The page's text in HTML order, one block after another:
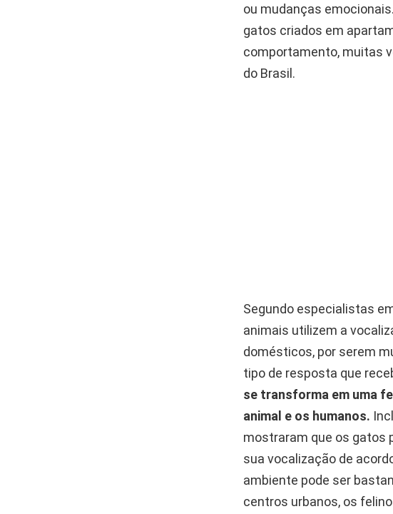
ou mudanças
gatos criados em
comportamento, muitas
do Brasil.
Segundo especialistas
animais utilizem a
domésticos, por serem
tipo de resposta que
se transforma em uma
animal e os humanos.
mostraram que os gatos
sua vocalização de
ambiente pode ser
centros urbanos, os